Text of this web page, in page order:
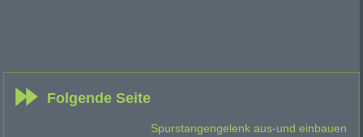
Folgende Seite
Spurstangengelenk aus-und einbauen